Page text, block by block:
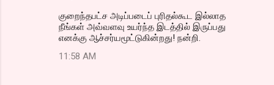
குறைந்தபட்ச அடிப்படைப் புரிதல்கூட இல்லாத
நீங்கள் அவ்வளவு உயர்ந்த இடத்தில் இருப்பது
எனக்கு ஆச்சர்யமூட்டுகின்றது! நன்றி.
11:58 AM